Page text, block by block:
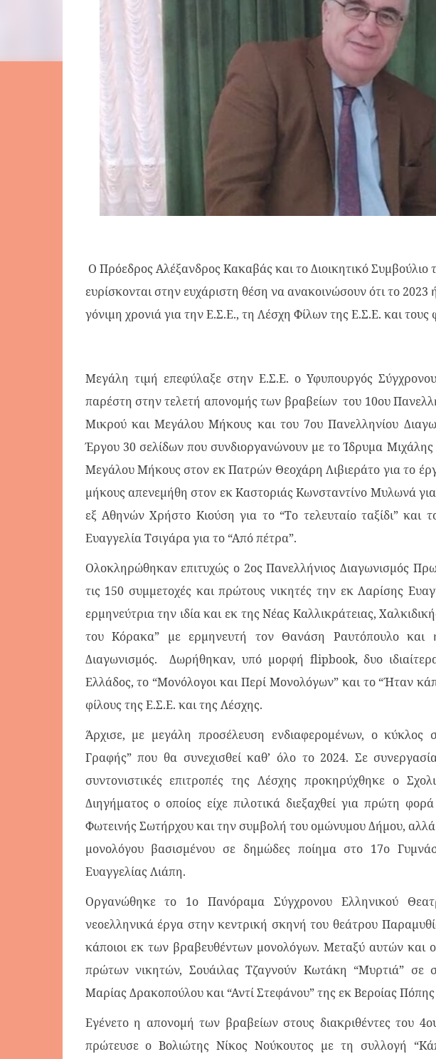
Ο Πρόεδρος Αλέξανδρος Κακαβάς και το Διοικητικό
ευρίσκονται στην ευχάριστη θέση να ανακοινώσουν ότι το
γόνιμη χρονιά για την Ε.Σ.Ε., τη Λέσχη Φίλων της Ε.Σ.Ε. και τους
Μεγάλη τιμή επεφύλαξε στην Ε.Σ.Ε. ο Υφυπουργός
παρέστη στην τελετή απονομής των βραβείων του 10ου
Μικρού και Μεγάλου Μήκους και του 7ου Πανελληνίου
Έργου 30 σελίδων που συνδιοργανώνουν με το Ίδρυμα
Μεγάλου Μήκους στον εκ Πατρών Θεοχάρη Λιβιεράτο για το
μήκους απενεμήθη στον εκ Καστοριάς Κωνσταντίνο Μυλωνά
εξ Αθηνών Χρήστο Κιούση για το “Το τελευταίο ταξίδι” και
Ευαγγελία Τσιγάρα για το “Από πέτρα”.
Ολοκληρώθηκαν επιτυχώς ο 2ος Πανελλήνιος Διαγωνισμός
τις 150 συμμετοχές και πρώτους νικητές την εκ Λαρίσης
ερμηνεύτρια την ιδία και εκ της Νέας Καλλικράτειας,
του Κόρακα” με ερμηνευτή τον Θανάση Ραυτόπουλο και
Διαγωνισμός. Δωρήθηκαν, υπό μορφή flipbook, δυο
Ελλάδος, το “Μονόλογοι και Περί Μονολόγων” και το “Ήταν
φίλους της Ε.Σ.Ε. και της Λέσχης.
Άρχισε, με μεγάλη προσέλευση ενδιαφερομένων, ο κύκλος
Γραφής” που θα συνεχισθεί καθ’ όλο το 2024. Σε
συντονιστικές επιτροπές της Λέσχης προκηρύχθηκε ο
Διηγήματος ο οποίος είχε πιλοτικά διεξαχθεί για πρώτη
Φωτεινής Σωτήρχου και την συμβολή του ομώνυμου Δήμου, αλλά
μονολόγου βασισμένου σε δημώδες ποίημα στο 17ο
Ευαγγελίας Λιάπη.
Οργανώθηκε το 1ο Πανόραμα Σύγχρονου Ελληνικού
νεοελληνικά έργα στην κεντρική σκηνή του θεάτρου
κάποιοι εκ των βραβευθέντων μονολόγων. Μεταξύ αυτών και
πρώτων νικητών, Σουάιλας Τζαγνούν Κωτάκη “Μυρτιά” σε
Μαρίας Δρακοπούλου και “Αντί Στεφάνου” της εκ Βεροίας
Εγένετο η απονομή των βραβείων στους διακριθέντες του
πρώτευσε ο Βολιώτης Νίκος Νούκουτος με τη συλλογή